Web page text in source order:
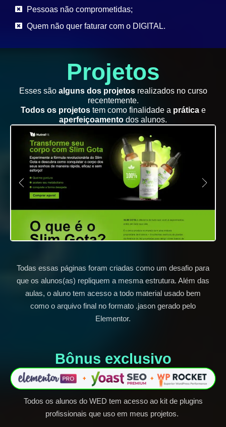
Pessoas não comprometidas;
Quem não quer faturar com o DIGITAL.
Projetos
Esses sãoalguns dos projetosrealizados no curso
recentemente.
Todos os projetos tem como finalidade a prática e
aperfeiçoamento dos alunos.
Todas essas páginas foram criadas como um desafio para
que os alunos(as) repliquem a mesma estrutura. Além das
aulas, o aluno tem acesso a todo material usado bem
como o arquivo final no formato .jason gerado pelo
Elementor.
Bônus exclusivo​
Todos os alunos do WED tem acesso ao kit de plugins
profissionais que uso em meus projetos.